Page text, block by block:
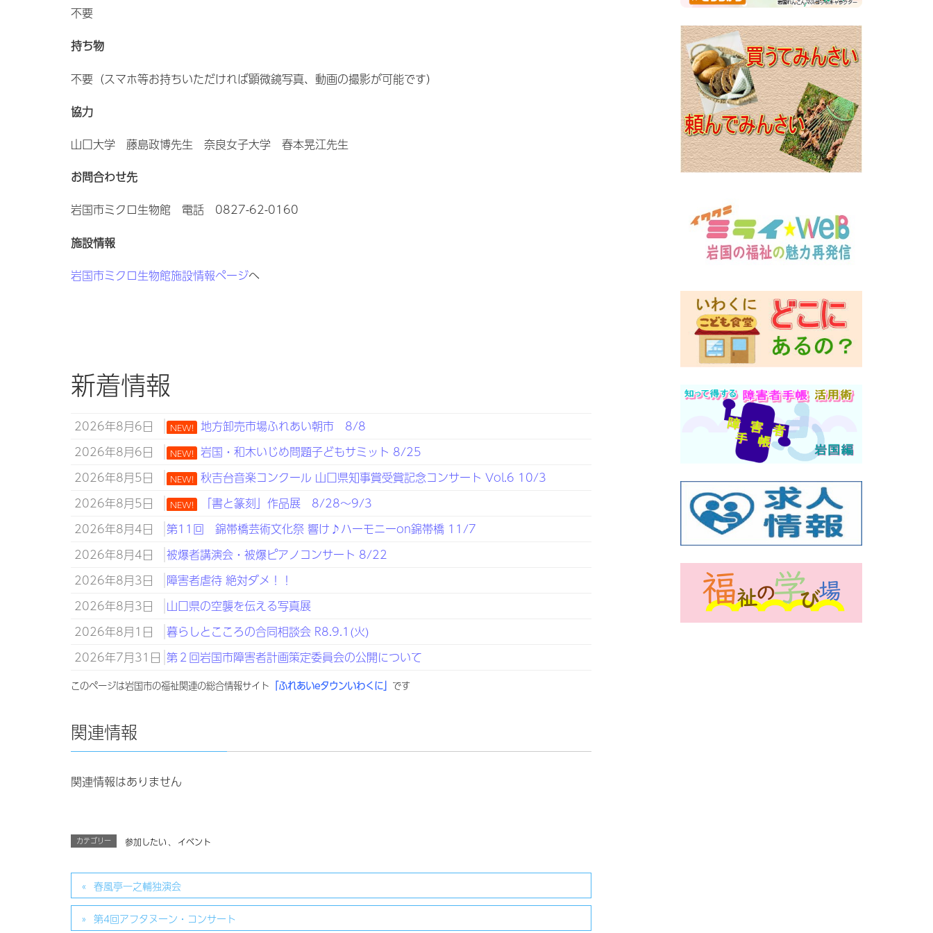
不要
持ち物
不要（スマホ等お持ちいただければ顕微鏡写真、動画の撮影が可能です）
協力
山口大学 藤島政博先生 奈良女子大学 春本晃江先生
お問合わせ先
岩国市ミクロ生物館 電話 0827-62-0160
施設情報
岩国市ミクロ生物館施設情報ページへ
新着情報
2026年8月6日 NEW!
地方卸売市場ふれあい朝市 8/8
2026年8月6日
NEW!
岩国・和木いじめ問題子どもサミット 8/25
2026年8月5日
NEW!
秋吉台音楽コンクール 山口県知事賞受賞記念コンサート Vol.6 10/3
2026年8月5日
NEW!
「書と篆刻」作品展 8/28～9/3
2026年8月4日
第11回 錦帯橋芸術文化祭 響け♪ハーモニーon錦帯橋 11/7
2026年8月4日
被爆者講演会・被爆ピアノコンサート 8/22
2026年8月3日
障害者虐待 絶対ダメ！！
2026年8月3日
山口県の空襲を伝える写真展
2026年8月1日
暮らしとこころの合同相談会 R8.9.1(火)
2026年7月31日 第２回岩国市障害者計画策定委員会の公開について
このページは岩国市の福祉関連の総合情報サイト 「ふれあいeタウンいわくに」 です
関連情報
関連情報はありません
カテゴリー 参加したい 、 イベント
春風亭一之輔独演会
第4回アフタヌーン・コンサート